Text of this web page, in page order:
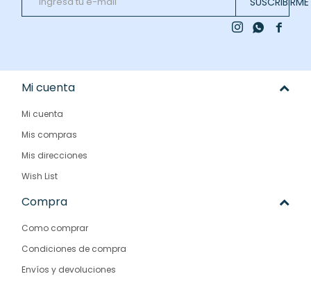

 
Mi cuenta
Mi cuenta
Mis compras
Mis direcciones
Wish List
Compra
Como comprar
Condiciones de compra
Envíos y devoluciones